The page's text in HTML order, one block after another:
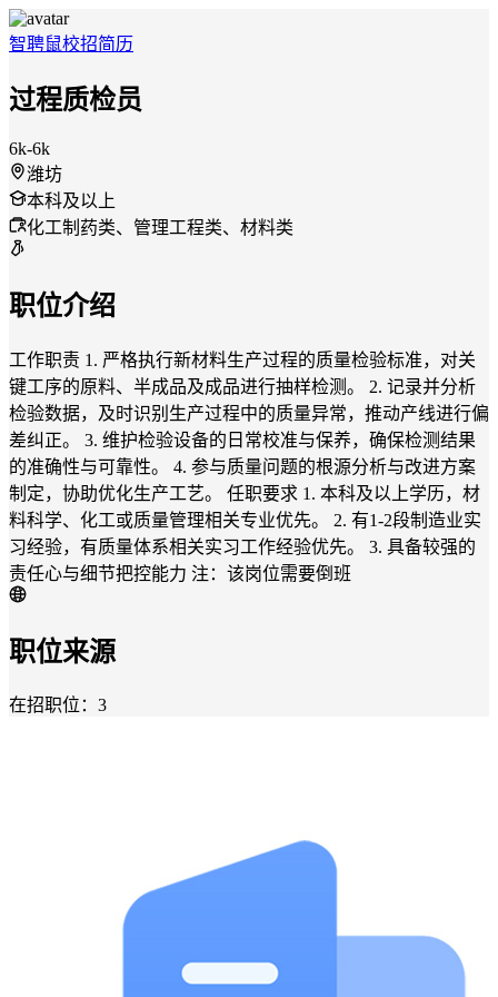
智聘鼠校招简历
过程质检员
6k-6k
潍坊
本科及以上
化工制药类、管理工程类、材料类
职位介绍
工作职责 1. 严格执行新材料生产过程的质量检验标准，对关
键工序的原料、半成品及成品进行抽样检测。 2. 记录并分析
检验数据，及时识别生产过程中的质量异常，推动产线进行偏
差纠正。 3. 维护检验设备的日常校准与保养，确保检测结果
的准确性与可靠性。 4. 参与质量问题的根源分析与改进方案
制定，协助优化生产工艺。 任职要求 1. 本科及以上学历，材
料科学、化工或质量管理相关专业优先。 2. 有1-2段制造业实
习经验，有质量体系相关实习工作经验优先。 3. 具备较强的
责任心与细节把控能力 注：该岗位需要倒班
职位来源
在招职位：3